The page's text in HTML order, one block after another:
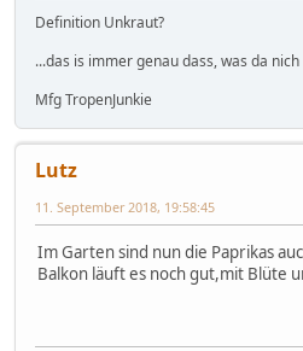
Definition Unkraut?
...das is immer genau dass, was da
Mfg TropenJunkie
Lutz
11. September 2018, 19:58:45
Im Garten sind nun die Paprikas
Balkon läuft es noch gut,mit Blüte